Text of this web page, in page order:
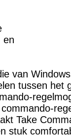
en
van
tussen het
Take
stuk